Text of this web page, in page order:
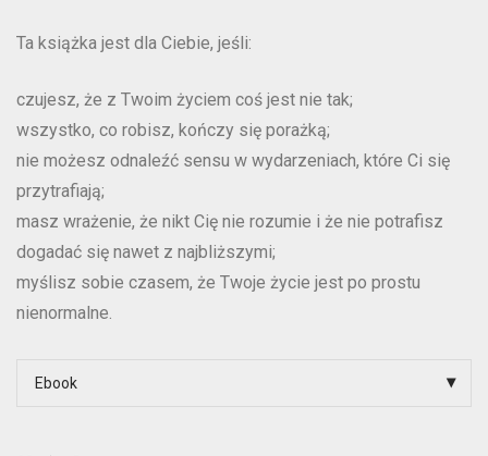
Ta książka jest dla Ciebie, jeśli:
czujesz, że z Twoim życiem coś jest nie tak;
wszystko, co robisz, kończy się porażką;
nie możesz odnaleźć sensu w wydarzeniach, które Ci się
przytrafiają;
masz wrażenie, że nikt Cię nie rozumie i że nie potrafisz
dogadać się nawet z najbliższymi;
myślisz sobie czasem, że Twoje życie jest po prostu
nienormalne.
Ebook